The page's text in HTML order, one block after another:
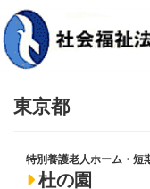
東京都
特別養護老人ホーム・短
杜の園